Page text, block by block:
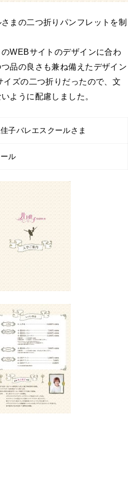
まの二つ折りパンフレットを制
WEBサイトのデザインに合わ
品の良さも兼ね備えたデザイン
イズの二つ折りだったので、文
ように配慮しました。
子バレエスクールさま
ル